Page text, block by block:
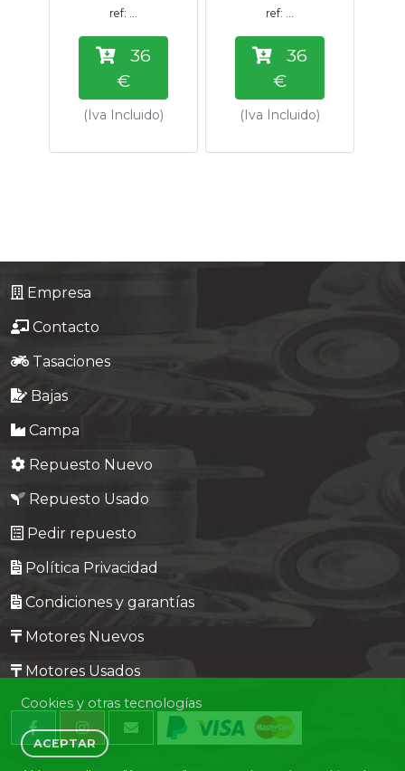
Formulario
Empresa
Contacto
ref: ...
36
€
(Iva Incluido)
ref: ...
36
€
(Iva Incluido)
Empresa
Contacto
Tasaciones
Bajas
Campa
Repuesto Nuevo
Repuesto Usado
Pedir repuesto
Política Privacidad
Condiciones y garantías
Motores Nuevos
Motores Usados
Cookies y otras tecnologías
ACEPTAR